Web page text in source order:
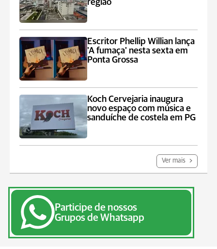
região
Escritor Phellip Willian lança
'A fumaça' nesta sexta em
Ponta Grossa
Koch Cervejaria inaugura
novo espaço com música e
sanduíche de costela em PG
Ver mais
Participe de nossos
Grupos de Whatsapp